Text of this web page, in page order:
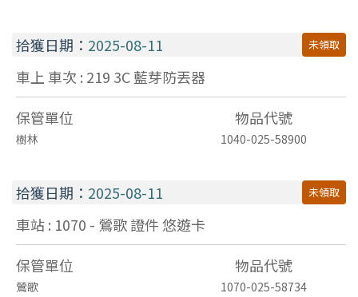
拾獲日期： 2025-08-11 未領取
車上 車次 : 219 3C藍芽防丟器
保管單位
物品代號
樹林 1040-025-58900
拾獲日期： 2025-08-11 未領取
車站 : 1070 - 鶯歌證件悠遊卡
保管單位
物品代號
鶯歌 1070-025-58734